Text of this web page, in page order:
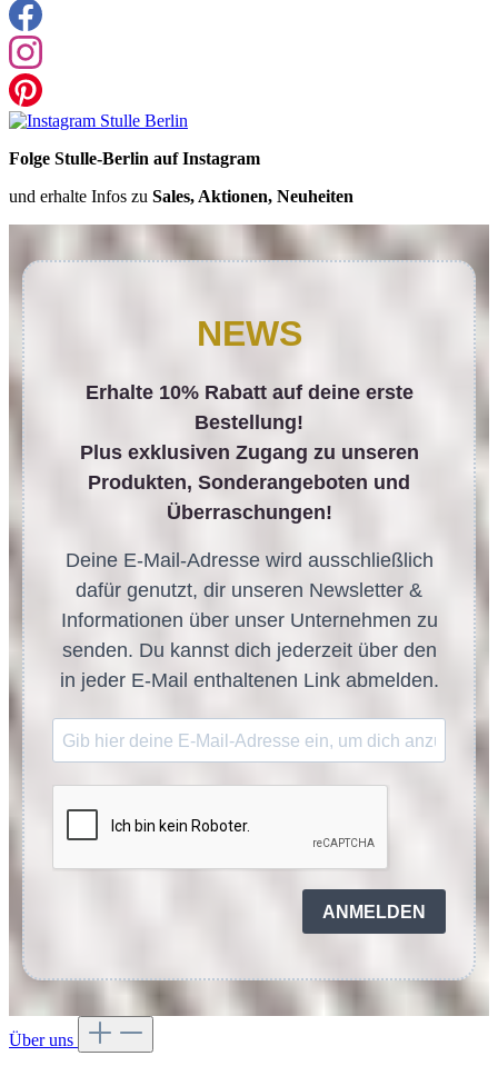
Folge Stulle-Berlin auf Instagram
und erhalte Infos zu Sales, Aktionen, Neuheiten
NEWS
Erhalte 10% Rabatt auf deine erste
Bestellung!
Plus exklusiven Zugang zu unseren
Produkten, Sonderangeboten und
Überraschungen!
Deine E-Mail-Adresse wird ausschließlich
dafür genutzt, dir unseren Newsletter &
Informationen über unser Unternehmen zu
senden. Du kannst dich jederzeit über den
in jeder E-Mail enthaltenen Link abmelden.
ANMELDEN
Über uns